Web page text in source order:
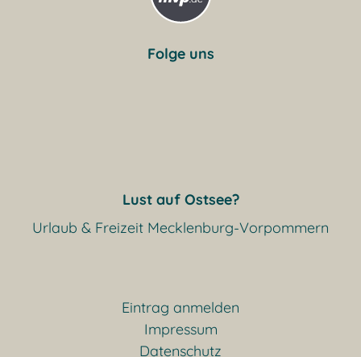
Folge uns
Lust auf Ostsee?
Urlaub & Freizeit Mecklenburg-Vorpommern
Eintrag anmelden
Impressum
Datenschutz